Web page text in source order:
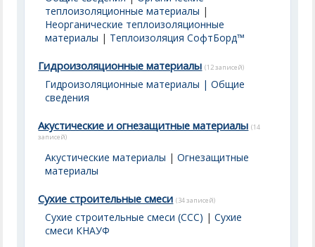
теплоизоляционные материалы |
Неорганические теплоизоляционные
материалы | Теплоизоляция СофтБорд™
Гидроизоляционные материалы (12 записей)
Гидроизоляционные материалы | Общие
сведения
Акустические и огнезащитные материалы (14
записей)
Акустические материалы |Огнезащитные
материалы
Сухие строительные смеси (34 записей)
Сухие строительные смеси (ССС) |Сухие
смеси КНАУФ